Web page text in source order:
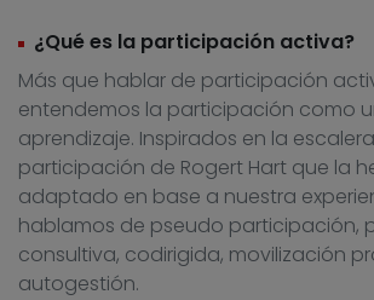
¿Qué es la participación activa?
Más que hablar de participación
entendemos la participación como
aprendizaje. Inspirados en la
participación de Rogert Hart que la
adaptado en base a nuestra
hablamos de pseudo participación,
consultiva, codirigida, movilización
autogestión.